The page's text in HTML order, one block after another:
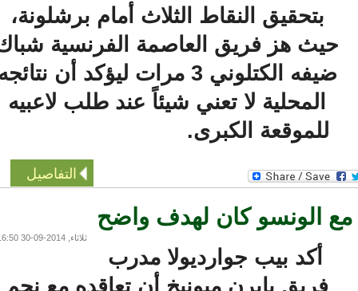
بتحقيق النقاط الثلاث أمام برشلونة،
حيث هز فريق العاصمة الفرنسية شباك
ضيفه الكتلوني 3 مرات ليؤكد أن نتائجه
المحلية لا تعني شيئاً عند طلب لاعبيه
للموقعة الكبرى.
التفاصيل
مع الونسو كان لهدف واضح
ثلاثاء, 2014-09-30 16:50
أكد بيب جوارديولا مدرب
فريق بايرن ميونيخ أن تعاقده مع نجم